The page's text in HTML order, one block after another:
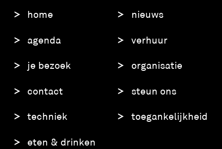
home
agenda
je bezoek
contact
techniek
eten & drinken
nieuws
verhuur
organisatie
steun ons
toegankelijkheid